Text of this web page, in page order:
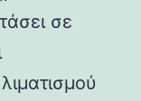
σε